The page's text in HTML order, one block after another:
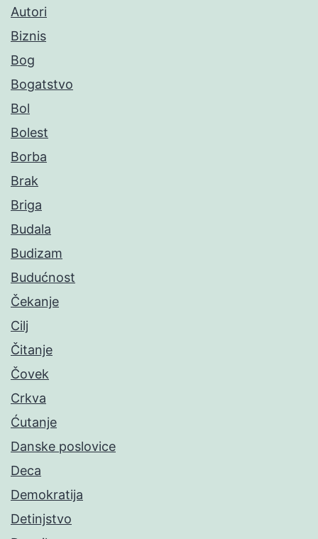
Autori
Biznis
Bog
Bogatstvo
Bol
Bolest
Borba
Brak
Briga
Budala
Budizam
Budućnost
Čekanje
Cilj
Čitanje
Čovek
Crkva
Ćutanje
Danske poslovice
Deca
Demokratija
Detinjstvo